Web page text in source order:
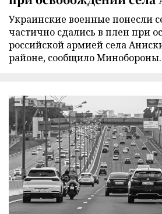
Украинские военные понесли
частично сдались в плен при
российской армией села
районе, сообщило Минобороны.